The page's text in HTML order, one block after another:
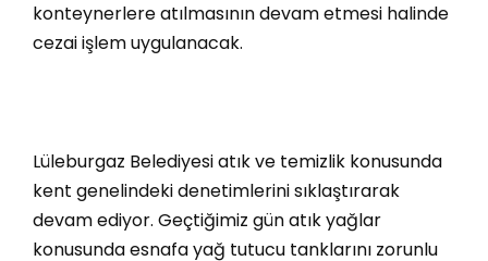
konteynerlere atılmasının devam etmesi halinde
cezai işlem uygulanacak.
Lüleburgaz Belediyesi atık ve temizlik konusunda
kent genelindeki denetimlerini sıklaştırarak
devam ediyor. Geçtiğimiz gün atık yağlar
konusunda esnafa yağ tutucu tanklarını zorunlu